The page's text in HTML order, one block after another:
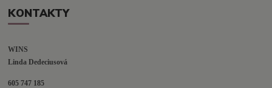
KONTAKTY
WINS
Linda Dedeciusová
605 747 185